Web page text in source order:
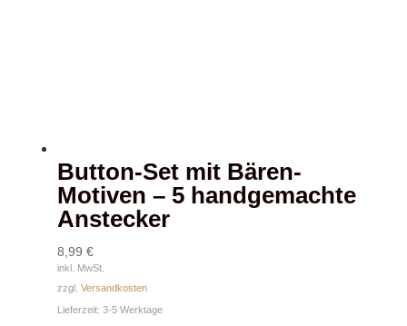
Button-Set mit Bären-
Motiven – 5 handgemachte
Anstecker
8,99 €
inkl. MwSt.
zzgl. Versandkosten
Lieferzeit: 3-5 Werktage